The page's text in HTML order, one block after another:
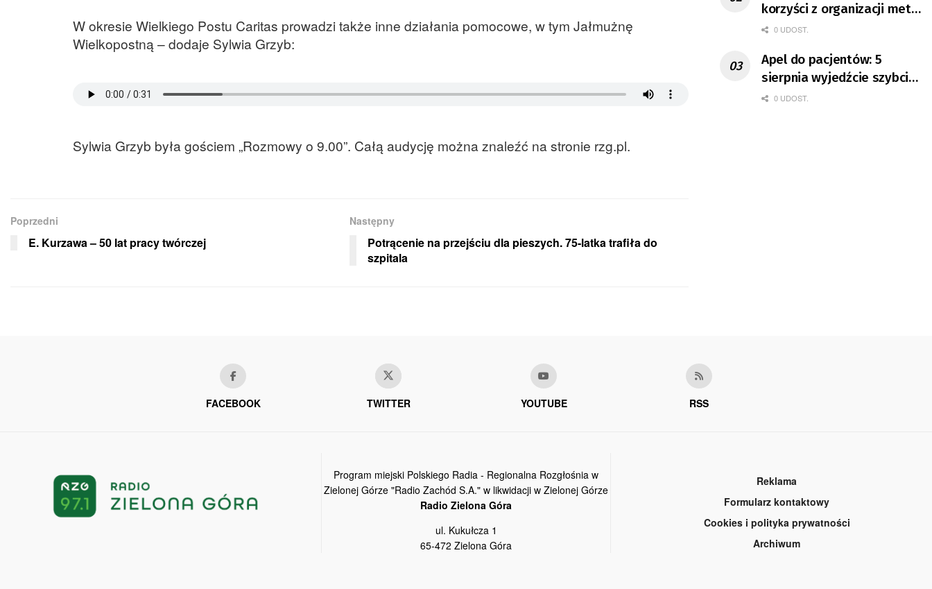
W okresie Wielkiego Postu Caritas prowadzi także inne działania pomocowe, w tym Jałmużnę
Wielkopostną – dodaje Sylwia Grzyb:
Sylwia Grzyb była gościem „Rozmowy o 9.00”. Całą audycję można znaleźć na stronie rzg.pl.
Poprzedni
E. Kurzawa – 50 lat pracy twórczej
Następny
Potrącenie na przejściu dla pieszych. 75-latka trafiła do
szpitala
korzyści z organizacji mety
Tour de Pologne
0 UDOST.
Apel do pacjentów: 5
sierpnia wyjedźcie szybciej
z domów
0 UDOST.
FACEBOOK TWITTER YOUTUBE RSS
Program miejski Polskiego Radia - Regionalna Rozgłośnia w
Zielonej Górze "Radio Zachód S.A." w likwidacji w Zielonej Górze
Radio Zielona Góra
ul. Kukułcza 1
65-472 Zielona Góra
Reklama
Formularz kontaktowy
Cookies i polityka prywatności
Archiwum